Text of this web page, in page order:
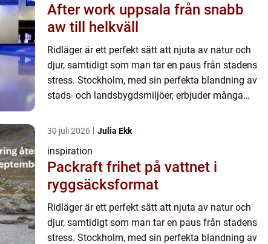
After work uppsala från snabb
aw till helkväll
Ridläger är ett perfekt sätt att njuta av natur och
djur, samtidigt som man tar en paus från stadens
stress. Stockholm, med sin perfekta blandning av
stads- och landsbygdsmiljöer, erbjuder många
30 juli 2026 Julia Ekk
inspiration
Packraft frihet på vattnet i
ryggsäcksformat
Ridläger är ett perfekt sätt att njuta av natur och
djur, samtidigt som man tar en paus från stadens
stress. Stockholm, med sin perfekta blandning av